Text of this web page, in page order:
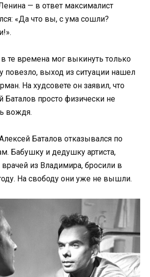
— в ответ максималист
«Да что вы, с ума сошли?
те времена мог выкинуть только
повезло, выход из ситуации нашел
На худсовете он заявил, что
Баталов просто физически не
вождя.
Баталов отказывался по
Бабушку и дедушку артиста,
врачей из Владимира, бросили в
На свободу они уже не вышли.